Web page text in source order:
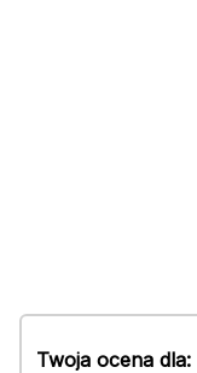
Twoja ocena dla: